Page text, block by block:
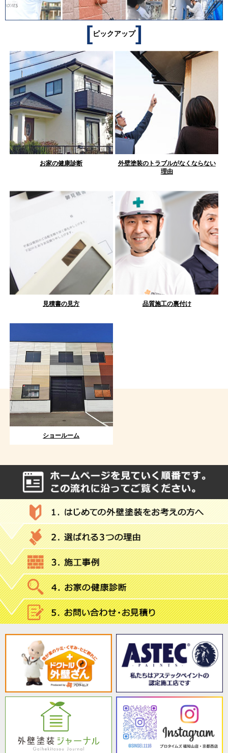
[ピックアップ]
お家の健康診断
外壁塗装のトラブルがなくならない
理由
見積書の見方 品質施工の裏付け
ショールーム